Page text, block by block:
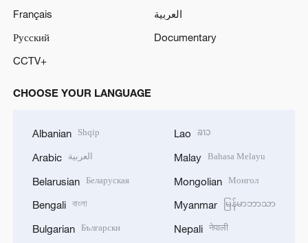
Français
العربية
Русский
Documentary
CCTV+
CHOOSE YOUR LANGUAGE
Albanian Shqip
Arabic العربية
Belarusian Беларуская
Bengali বাংলা
Bulgarian Български
Lao ລາວ
Malay Bahasa Melayu
Mongolian Монгол
Myanmar မြန်မာဘာသာ
Nepali नेपाली